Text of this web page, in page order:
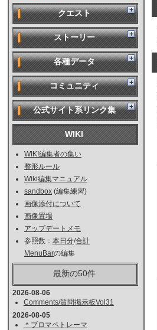
クエスト
ストーリー
各種データ
コミュニティ
公式サイト系リンク集
WIKI
WIKI編集者の集い
整形ルール
Wiki編集マニュアル
sandbox (編集練習)
画像添付について
画像置場
アップデートメモ
参照数： 本日分/合計
MenuBarの編集
最新の50件
2026-08-06
Comments/質問掲示板Vol31
2026-08-05
＊ブロマペトレーマ